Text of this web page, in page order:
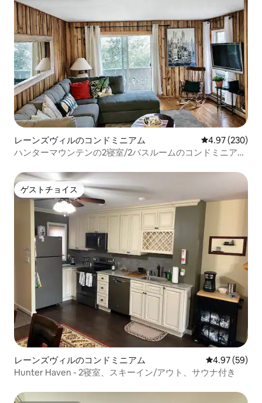
レーンズヴィルのコンドミニアム レビュー230
4.97 (230)
ハンターマウンテンの2寝室/2バスルームのコンドミニア
ゲストチョイス
ゲストチョイス
レーンズヴィルのコンドミニアム レビュー59
4.97 (59)
Hunter Haven - 2寝室、スキーイン/アウト、サウナ付き